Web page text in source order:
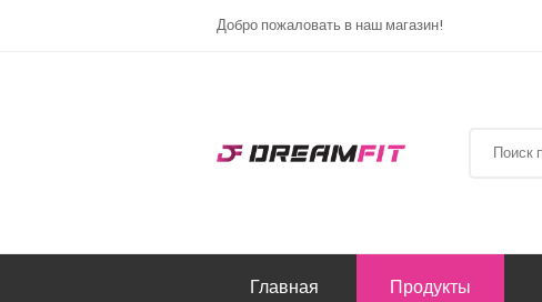
Добро пожаловать в наш магазин!
Главная Продукты